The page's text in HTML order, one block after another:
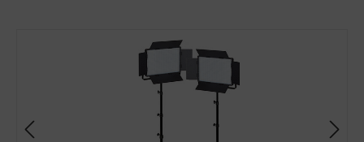
Bildergalerie überspringen